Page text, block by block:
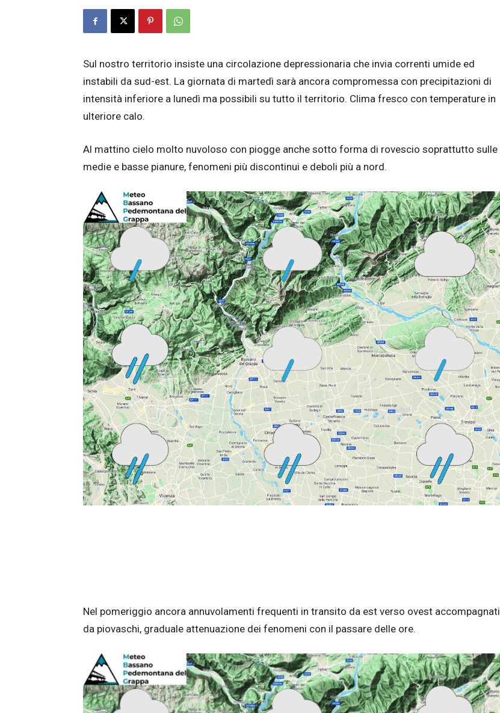
Sul nostro territorio insiste una circolazione depressionaria che invia correnti umide ed
instabili da sud-est. La giornata di martedì sarà ancora compromessa con precipitazioni di
intensità inferiore a lunedì ma possibili su tutto il territorio. Clima fresco con temperature in
ulteriore calo.
Al mattino cielo molto nuvoloso con piogge anche sotto forma di rovescio soprattutto sulle
medie e basse pianure, fenomeni più discontinui e deboli più a nord.
Nel pomeriggio ancora annuvolamenti frequenti in transito da est verso ovest accompagnati
da piovaschi, graduale attenuazione dei fenomeni con il passare delle ore.